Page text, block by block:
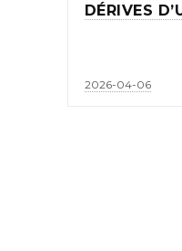
DÉRIVES
2026-04-06